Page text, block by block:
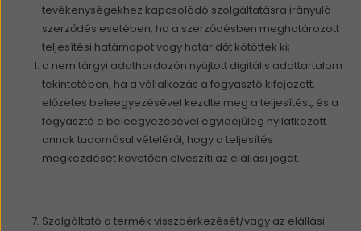
tevékenységekhez kapcsolódó szolgáltatásra irányuló
szerződés esetében, ha a szerződésben meghatározott
teljesítési határnapot vagy határidőt kötöttek ki;
a nem tárgyi adathordozón nyújtott digitális adattartalom
tekintetében, ha a vállalkozás a fogyasztó kifejezett,
előzetes beleegyezésével kezdte meg a teljesítést, és a
fogyasztó e beleegyezésével egyidejűleg nyilatkozott
annak tudomásul vételéről, hogy a teljesítés
megkezdését követően elveszíti az elállási jogát.
Szolgáltató a termék visszaérkezését/vagy az elállási